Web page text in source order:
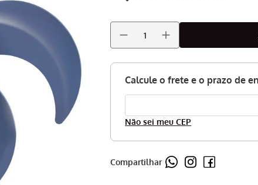
Não sei meu CEP
Compartilhar